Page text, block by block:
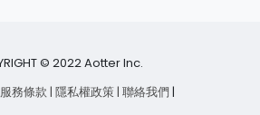
© 2022 Aotter Inc.
務條款| 隱私權政策| 聯絡我們 |